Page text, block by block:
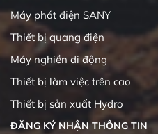
Máy phát điện SANY
Thiết bị quang điện
Máy nghiền di động
Thiết bị làm việc trên cao
Thiết bị sản xuất Hydro
ĐĂNG KÝ NHẬN THÔNG TIN